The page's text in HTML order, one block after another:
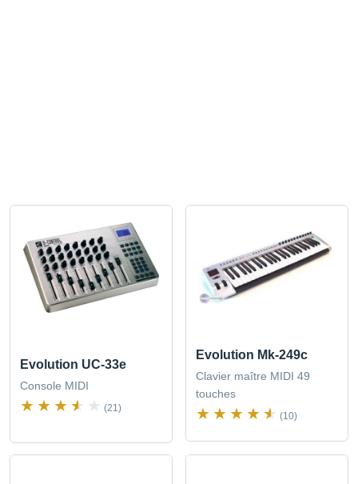
Evolution UC-33e
Console MIDI
(21)
Evolution Mk-249c
Clavier maître MIDI 49
touches
(10)